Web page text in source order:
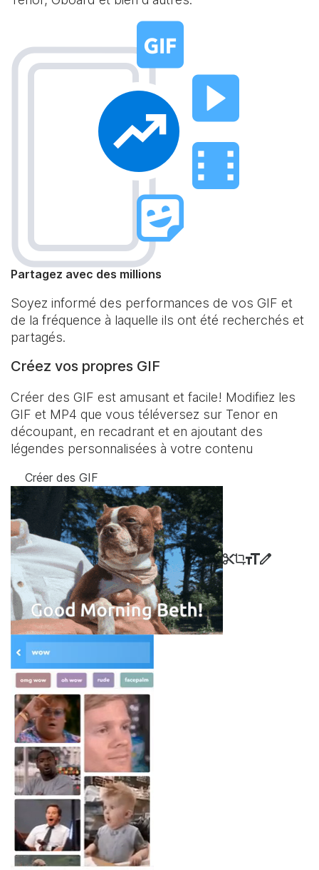
Partagez avec des millions
Soyez informé des performances de vos GIF et
de la fréquence à laquelle ils ont été recherchés et
partagés.
Créez vos propres GIF
Créer des GIF est amusant et facile! Modifiez les
GIF et MP4 que vous téléversez sur Tenor en
découpant, en recadrant et en ajoutant des
légendes personnalisées à votre contenu
Créer des GIF